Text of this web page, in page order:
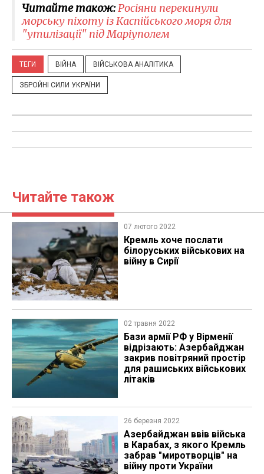
Читайте також:Росіяни перекинули
морську піхоту із Каспійського моря для
"утилізації" під Маріуполем
ТЕГИ ВІЙНА ВІЙСЬКОВА АНАЛІТИКА
ЗБРОЙНІ СИЛИ УКРАЇНИ
Читайте також
07 лютого 2022
Кремль хоче послати
білоруських військових на
війну в Сирії
02 травня 2022
Бази армії РФ у Вірменії
відрізають: Азербайджан
закрив повітряний простір
для рашиських військових
літаків
26 березня 2022
Азербайджан ввів війська
в Карабах, з якого Кремль
забрав "миротворців" на
війну проти України